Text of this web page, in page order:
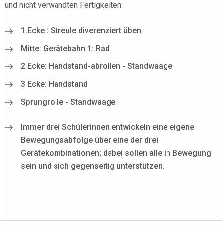
und nicht verwandten Fertigkeiten:
1.Ecke : Streule diverenziert üben
Mitte: Gerätebahn 1: Rad
2 Ecke: Handstand-abrollen - Standwaage
3 Ecke: Handstand
Sprungrolle - Standwaage
Immer drei Schülerinnen entwickeln eine eigene
Bewegungsabfolge über eine der drei
Gerätekombinationen; dabei sollen alle in Bewegung
sein und sich gegenseitig unterstützen.